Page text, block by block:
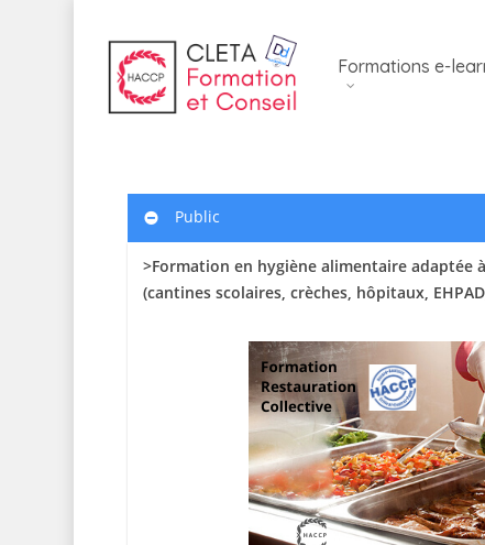
Formations e-
Public
>Formation en hygiène alimentaire adaptée
(cantines scolaires, crèches, hôpitaux,